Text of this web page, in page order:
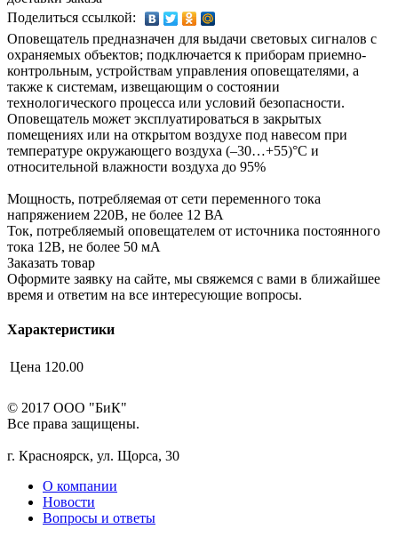
Поделиться ссылкой:
Оповещатель предназначен для выдачи световых сигналов с
охраняемых объектов; подключается к приборам приемно-
контрольным, устройствам управления оповещателями, а
также к системам, извещающим о состоянии
технологического процесса или условий безопасности.
Оповещатель может эксплуатироваться в закрытых
помещениях или на открытом воздухе под навесом при
температуре окружающего воздуха (–30…+55)°С и
относительной влажности воздуха до 95%
Мощность, потребляемая от сети переменного тока
напряжением 220В, не более 12 ВА
Ток, потребляемый оповещателем от источника постоянного
тока 12В, не более 50 мА
Заказать товар
Оформите заявку на сайте, мы свяжемся с вами в ближайшее
время и ответим на все интересующие вопросы.
Характеристики
Цена 120.00
© 2017 ООО "БиК"
Все права защищены.
г. Красноярск, ул. Щорса, 30
О компании
Новости
Вопросы и ответы